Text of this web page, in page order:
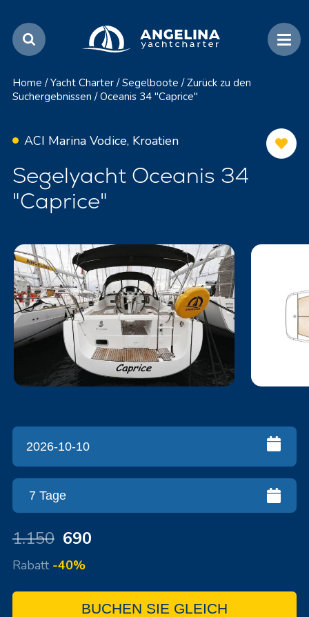
Home / Yacht Charter / Segelboote / Zurück zu den
Suchergebnissen / Oceanis 34 "Caprice"
ACI Marina Vodice, Kroatien
Segelyacht Oceanis 34
"Caprice"
1.150 690
Rabatt -40%
BUCHEN SIE GLEICH